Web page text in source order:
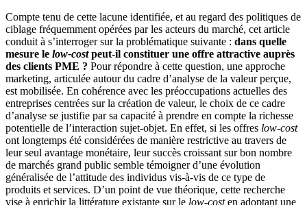
Compte tenu de cette lacune identifiée, et au regard des politiques de
ciblage fréquemment opérées par les acteurs du marché, cet article
conduit à s’interroger sur la problématique suivante : dans quelle
mesure le low-costpeut-il constituer une offre attractive auprès
des clients PME ? Pour répondre à cette question, une approche
marketing, articulée autour du cadre d’analyse de la valeur perçue,
est mobilisée. En cohérence avec les préoccupations actuelles des
entreprises centrées sur la création de valeur, le choix de ce cadre
d’analyse se justifie par sa capacité à prendre en compte la richesse
potentielle de l’interaction sujet-objet. En effet, si les offres low-cost
ont longtemps été considérées de manière restrictive au travers de
leur seul avantage monétaire, leur succès croissant sur bon nombre
de marchés grand public semble témoigner d’une évolution
généralisée de l’attitude des individus vis-à-vis de ce type de
produits et services. D’un point de vue théorique, cette recherche
vise à enrichir la littérature existante sur le low-costen adoptant une